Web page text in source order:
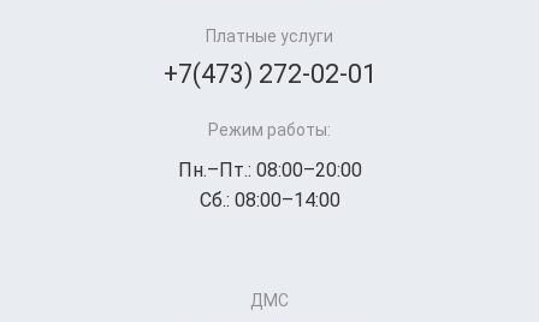
Платные услуги
+7(473) 272-02-01
Режим работы:
Пн.–Пт.: 08:00–20:00
Сб.: 08:00–14:00
ДМС